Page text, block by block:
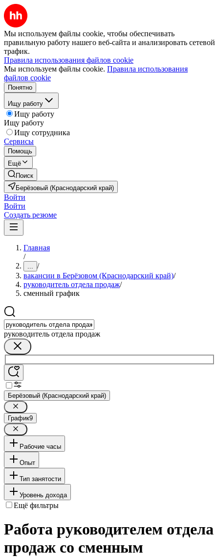
Мы используем файлы cookie, чтобы обеспечивать
правильную работу нашего веб-сайта и анализировать сетевой
трафик.
Правила использования файлов cookie
Мы используем файлы cookie. Правила использования
файлов cookie
Понятно
Ищу работу
Ищу работу
Ищу работу
Ищу сотрудника
Сервисы
Помощь
Ещё
Поиск
Берёзовый (Краснодарский край)
Войти
Войти
Создать резюме
Главная
/
... /
вакансии в Берёзовом (Краснодарский край)/
руководитель отдела продаж/
сменный график
руководитель отдела продаж
Берёзовый (Краснодарский край)
График9
Рабочие часы
Опыт
Тип занятости
Уровень дохода
Ещё фильтры
Работа руководителем отдела
продаж со сменным